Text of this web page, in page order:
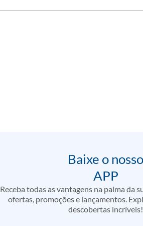
Baixe o nosso
APP
Receba todas as vantagens na palma da
ofertas, promoções e lançamentos.
descobertas incríveis!